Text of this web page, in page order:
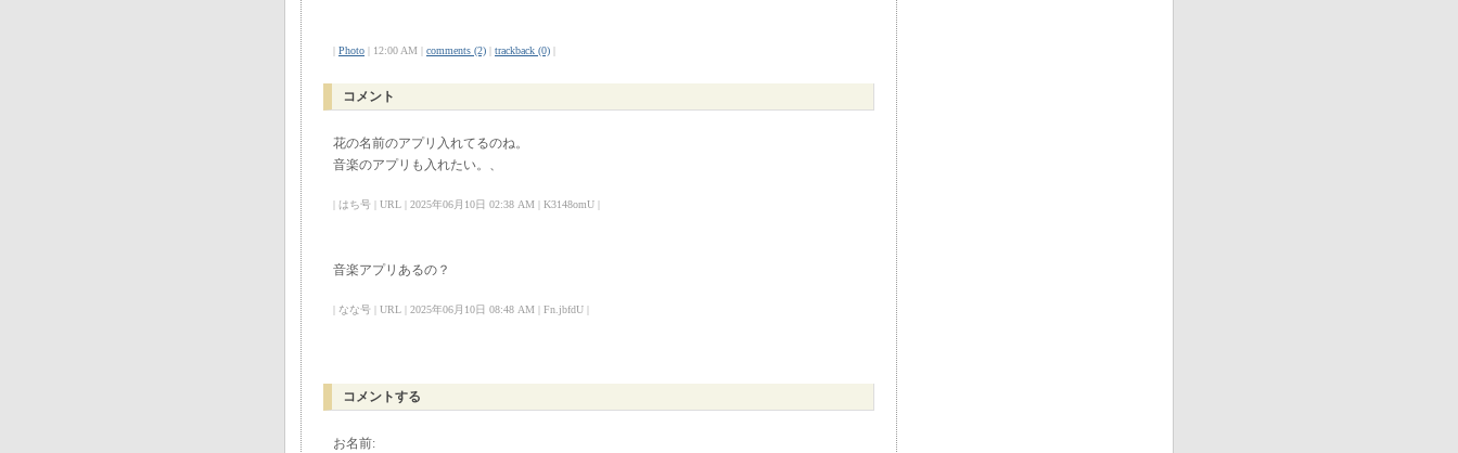
| Photo | 12:00 AM | comments (2) | trackback (0) |
コメント
花の名前のアプリ入れてるのね。
音楽のアプリも入れたい。、
| はち号 | URL | 2025年06月10日 02:38 AM | K3148omU |
音楽アプリあるの？
| なな号 | URL | 2025年06月10日 08:48 AM | Fn.jbfdU |
コメントする
お名前: